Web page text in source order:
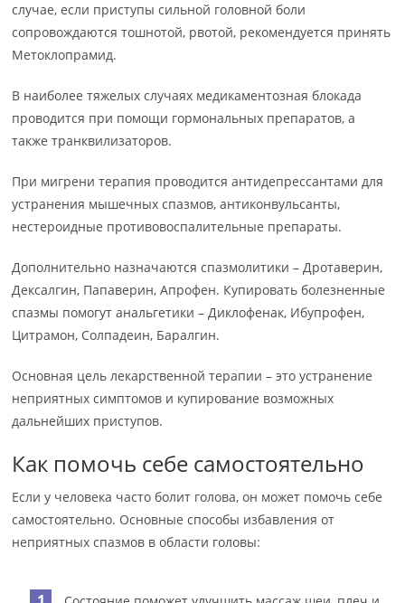
случае, если приступы сильной головной боли
сопровождаются тошнотой, рвотой, рекомендуется принять
Метоклопрамид.
В наиболее тяжелых случаях медикаментозная блокада
проводится при помощи гормональных препаратов, а
также транквилизаторов.
При мигрени терапия проводится антидепрессантами для
устранения мышечных спазмов, антиконвульсанты,
нестероидные противовоспалительные препараты.
Дополнительно назначаются спазмолитики – Дротаверин,
Дексалгин, Папаверин, Апрофен. Купировать болезненные
спазмы помогут анальгетики – Диклофенак, Ибупрофен,
Цитрамон, Солпадеин, Баралгин.
Основная цель лекарственной терапии – это устранение
неприятных симптомов и купирование возможных
дальнейших приступов.
Как помочь себе самостоятельно
Если у человека часто болит голова, он может помочь себе
самостоятельно. Основные способы избавления от
неприятных спазмов в области головы: